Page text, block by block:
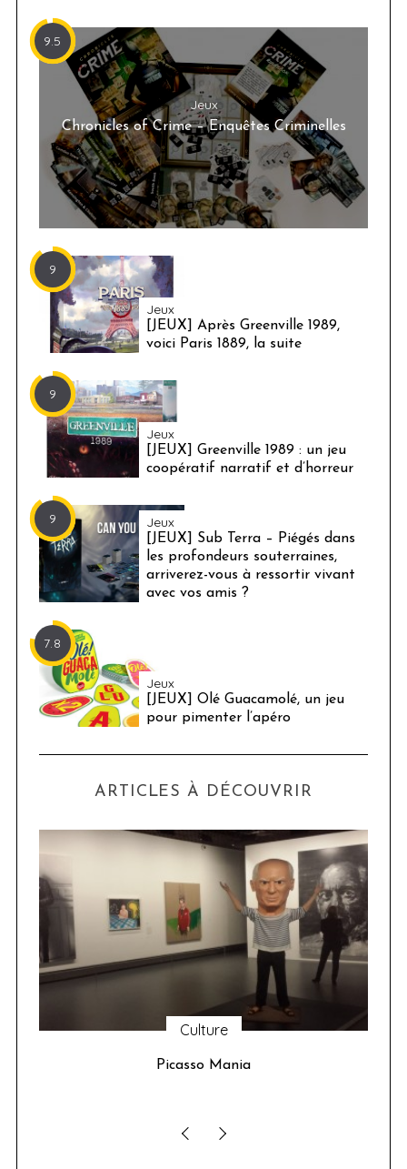
9.5
Jeux
Chronicles of Crime – Enquêtes Criminelles
9
Jeux
[JEUX] Après Greenville 1989,
voici Paris 1889, la suite
9
Jeux
[JEUX] Greenville 1989 : un jeu
coopératif narratif et d’horreur
9 Jeux
[JEUX] Sub Terra – Piégés dans
les profondeurs souterraines,
arriverez-vous à ressortir vivant
avec vos amis ?
7.8
Jeux
[JEUX] Olé Guacamolé, un jeu
pour pimenter l’apéro
ARTICLES À DÉCOUVRIR
Culture
Picasso Mania